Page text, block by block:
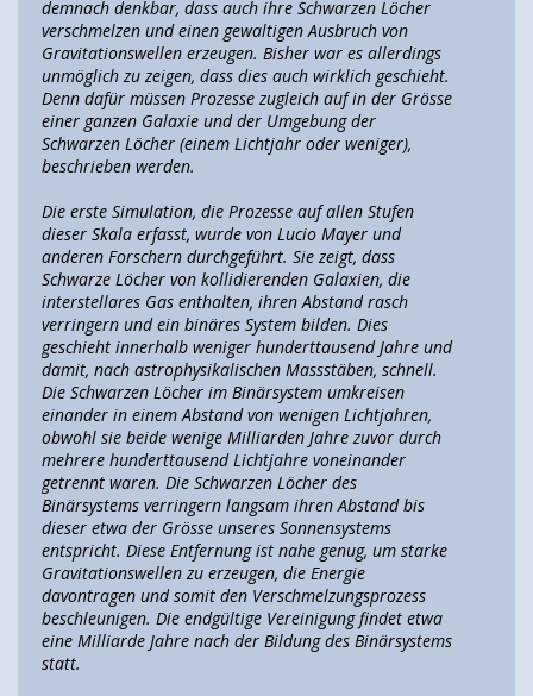
demnach denkbar, dass auch ihre Schwarzen Löcher
verschmelzen und einen gewaltigen Ausbruch von
Gravitationswellen erzeugen. Bisher war es allerdings
unmöglich zu zeigen, dass dies auch wirklich geschieht.
Denn dafür müssen Prozesse zugleich auf in der Grösse
einer ganzen Galaxie und der Umgebung der
Schwarzen Löcher (einem Lichtjahr oder weniger),
beschrieben werden.
Die erste Simulation, die Prozesse auf allen Stufen
dieser Skala erfasst, wurde von Lucio Mayer und
anderen Forschern durchgeführt. Sie zeigt, dass
Schwarze Löcher von kollidierenden Galaxien, die
interstellares Gas enthalten, ihren Abstand rasch
verringern und ein binäres System bilden. Dies
geschieht innerhalb weniger hunderttausend Jahre und
damit, nach astrophysikalischen Massstäben, schnell.
Die Schwarzen Löcher im Binärsystem umkreisen
einander in einem Abstand von wenigen Lichtjahren,
obwohl sie beide wenige Milliarden Jahre zuvor durch
mehrere hunderttausend Lichtjahre voneinander
getrennt waren. Die Schwarzen Löcher des
Binärsystems verringern langsam ihren Abstand bis
dieser etwa der Grösse unseres Sonnensystems
entspricht. Diese Entfernung ist nahe genug, um starke
Gravitationswellen zu erzeugen, die Energie
davontragen und somit den Verschmelzungsprozess
beschleunigen. Die endgültige Vereinigung findet etwa
eine Milliarde Jahre nach der Bildung des Binärsystems
statt.